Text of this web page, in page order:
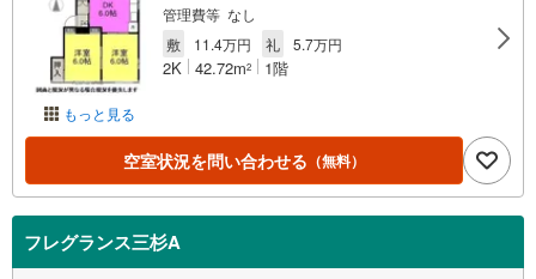
もっと見る
管理費等 なし
敷
11.4万円 礼 5.7万円
2K 42.72m2 1階
空室状況を問い合わせる （無料）
フレグランス三杉A